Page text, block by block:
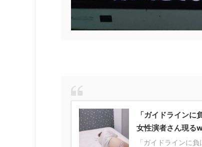
「ガイドライン
女性演者さん現る
「ガイドラインに